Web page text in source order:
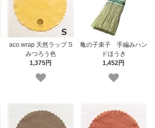
aco wrap 天然ラップ S
みつろう色
1,375円
亀の子束子 手編みハン
ドほうき
1,452円